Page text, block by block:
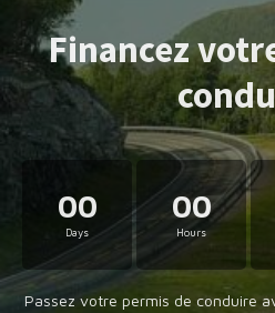
Financez
00
Days
00
Hours
Passez votre permis de conduire